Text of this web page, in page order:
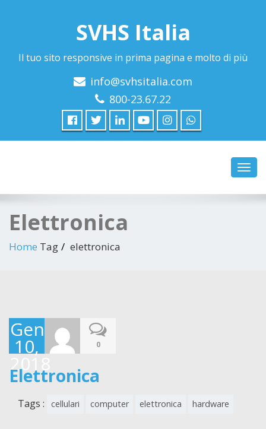
SVHS Italia
Il tuo sito responsive in prima pagina e molto di più
info@svhsitalia.com
800-23.67.22
Elettronica
Home Tag elettronica
Gennaio
10,
2018
0
Elettronica
Tags : cellulari computer elettronica hardware